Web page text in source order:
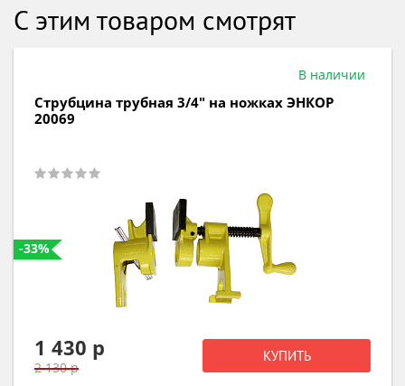
С этим товаром смотрят
Под заказ
Струбцина G-образная 125мм MATRIX 20605
930 р КУПИТЬ